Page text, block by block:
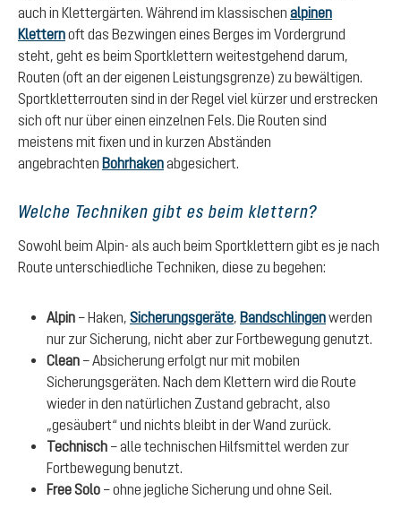
auch in Klettergärten. Während im klassischen alpinen
Kletternoft das Bezwingen eines Berges im Vordergrund
steht, geht es beim Sportklettern weitestgehend darum,
Routen (oft an der eigenen Leistungsgrenze) zu bewältigen.
Sportkletterrouten sind in der Regel viel kürzer und erstrecken
sich oft nur über einen einzelnen Fels. Die Routen sind
meistens mit fixen und in kurzen Abständen
angebrachten Bohrhakenabgesichert.
Welche Techniken gibt es beim klettern?
Sowohl beim Alpin- als auch beim Sportklettern gibt es je nach
Route unterschiedliche Techniken, diese zu begehen:
Alpin – Haken, Sicherungsgeräte, Bandschlingenwerden
nur zur Sicherung, nicht aber zur Fortbewegung genutzt.
Clean – Absicherung erfolgt nur mit mobilen
Sicherungsgeräten. Nach dem Klettern wird die Route
wieder in den natürlichen Zustand gebracht, also
„gesäubert“ und nichts bleibt in der Wand zurück.
Technisch – alle technischen Hilfsmittel werden zur
Fortbewegung benutzt.
Free Solo – ohne jegliche Sicherung und ohne Seil.